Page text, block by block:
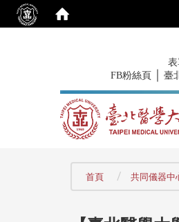
FB粉絲頁 臺
首頁 共同儀器中